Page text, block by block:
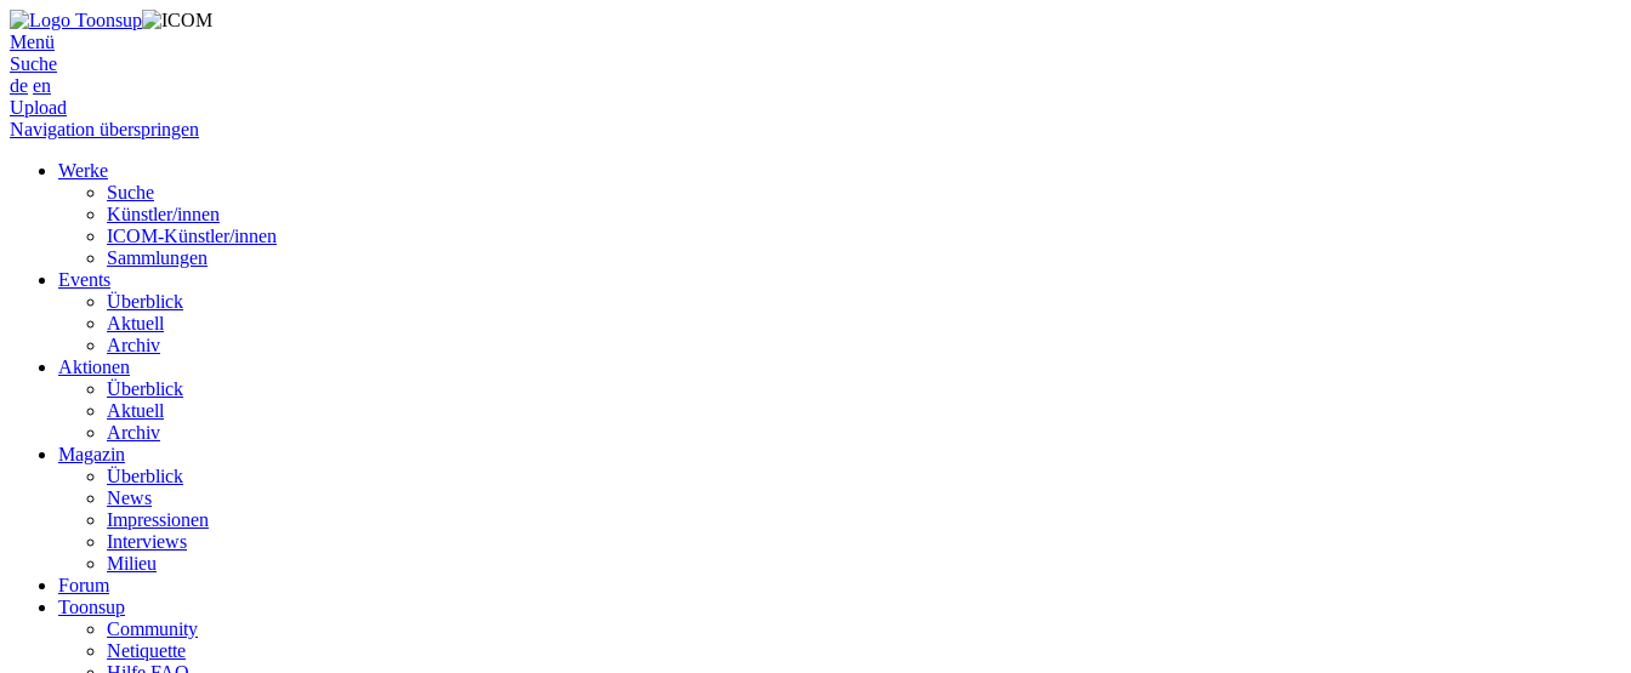
Menü
Suche
de en
Upload
Navigation überspringen
Werke
Suche
Künstler/innen
ICOM-Künstler/innen
Sammlungen
Events
Überblick
Aktuell
Archiv
Aktionen
Überblick
Aktuell
Archiv
Magazin
Überblick
News
Impressionen
Interviews
Milieu
Forum
Toonsup
Community
Netiquette